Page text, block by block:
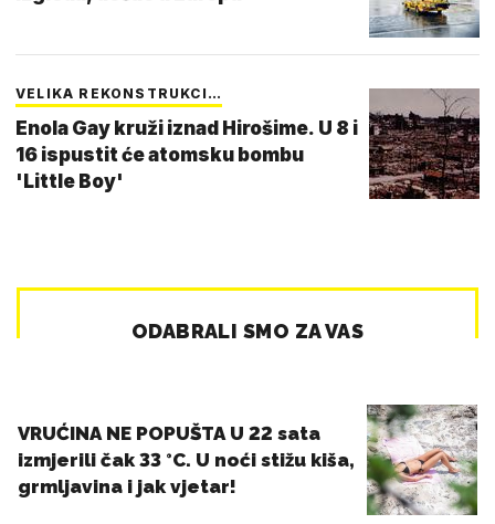
VELIKA REKONSTRUKCI…
Enola Gay kruži iznad Hirošime. U 8 i
16 ispustit će atomsku bombu
'Little Boy'